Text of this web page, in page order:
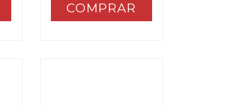
COMPRAR